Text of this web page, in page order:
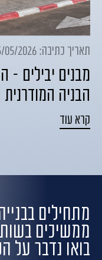
תאריך כתיבה: 05/05/2026
מבנים יבילים
הבניה המודרנית
קרא עוד
מתחילים
ממשיכים
בואו נדבר על